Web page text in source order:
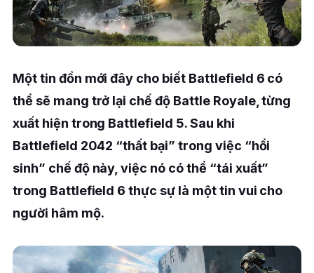
Một tin đồn mới đây cho biết Battlefield 6 có
thể sẽ mang trở lại chế độ Battle Royale, từng
xuất hiện trong Battlefield 5. Sau khi
Battlefield 2042 “thất bại” trong việc “hồi
sinh” chế độ này, việc nó có thể “tái xuất”
trong Battlefield 6 thực sự là một tin vui cho
người hâm mộ.